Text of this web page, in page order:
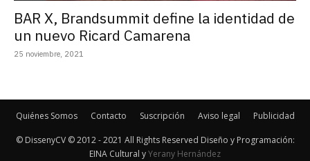
BAR X, Brandsummit define la identidad de
un nuevo Ricard Camarena
25 noviembre, 2021
Quiénes Somos Contacto Suscripción Aviso legal Publicidad
© DissenyCV © 2012 - 2021 All Rights Reserved Diseño y Programación:
EINA Cultural yYerany Hernández